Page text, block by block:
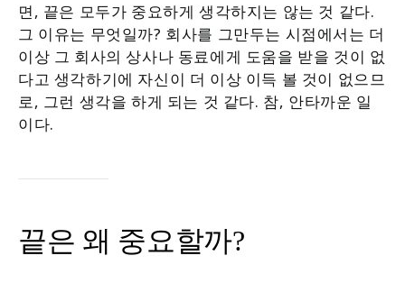
면, 끝은 모두가 중요하게 생각하지는 않는 것 같다.
그 이유는 무엇일까? 회사를 그만두는 시점에서는 더
이상 그 회사의 상사나 동료에게 도움을 받을 것이 없
다고 생각하기에 자신이 더 이상 이득 볼 것이 없으므
로, 그런 생각을 하게 되는 것 같다. 참, 안타까운 일
이다.
끝은 왜 중요할까?